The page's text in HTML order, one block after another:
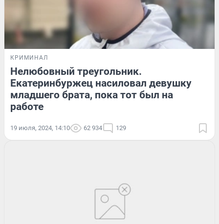
КРИМИНАЛ
Нелюбовный треугольник.
Екатеринбуржец насиловал девушку
младшего брата, пока тот был на
работе
19 июля, 2024, 14:10 62 934 129